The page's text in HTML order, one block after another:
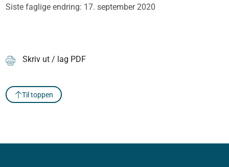
Siste faglige endring: 17. september 2020
Skriv ut / lag PDF
Til toppen